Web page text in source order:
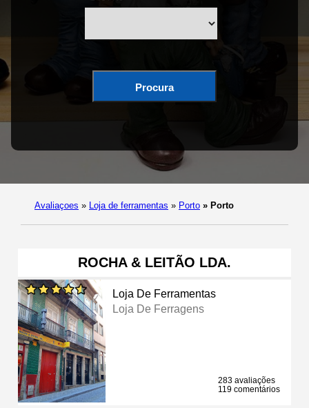
Procura
Avaliaçoes » Loja de ferramentas » Porto » Porto
ROCHA & LEITÃO LDA.
Loja De Ferramentas
Loja De Ferragens
283 avaliações
119 comentários